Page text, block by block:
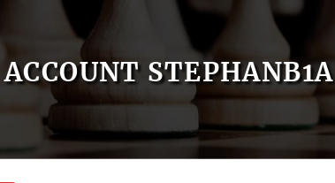
ACCOUNT STEPHANB1A